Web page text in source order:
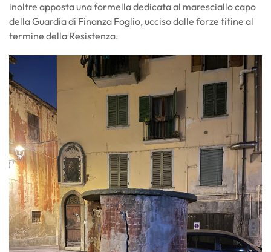
inoltre apposta una formella dedicata al maresciallo capo
della Guardia di Finanza Foglio, ucciso dalle forze titine al
termine della Resistenza.